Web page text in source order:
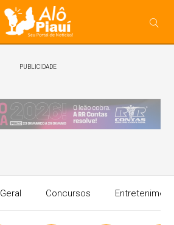
PUBLICIDADE
Geral Concursos